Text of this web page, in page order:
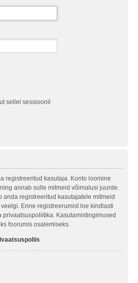
sellel sessioonil
registreeritud kasutaja. Konto loomine
annab sulle mitmeid võimalusi juurde.
anda registreeritud kasutajatele mitmeid
Enne registreerumist loe kindlasti
privaatsuspoliitika. Kasutamistingimused
foorumis osalemiseks.